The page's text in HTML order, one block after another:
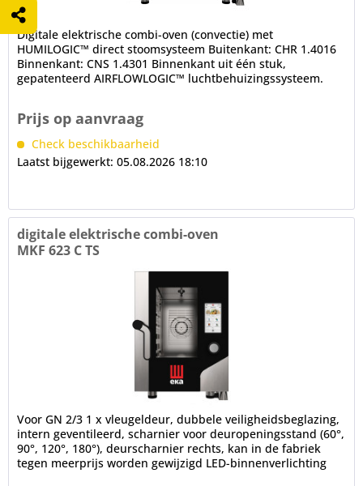
Digitale elektrische combi-oven (convectie) met
HUMILOGIC™ direct stoomsysteem Buitenkant: CHR 1.4016
Binnenkant: CNS 1.4301 Binnenkant uit één stuk,
gepatenteerd AIRFLOWLOGIC™ luchtbehuizingssysteem.
Prijs op aanvraag
Check beschikbaarheid
Laatst bijgewerkt: 05.08.2026 18:10
digitale elektrische combi-oven
MKF 623 C TS
Voor GN 2/3 1 x vleugeldeur, dubbele veiligheidsbeglazing,
intern geventileerd, scharnier voor deuropeningsstand (60°,
90°, 120°, 180°), deurscharnier rechts, kan in de fabriek
tegen meerprijs worden gewijzigd LED-binnenverlichting